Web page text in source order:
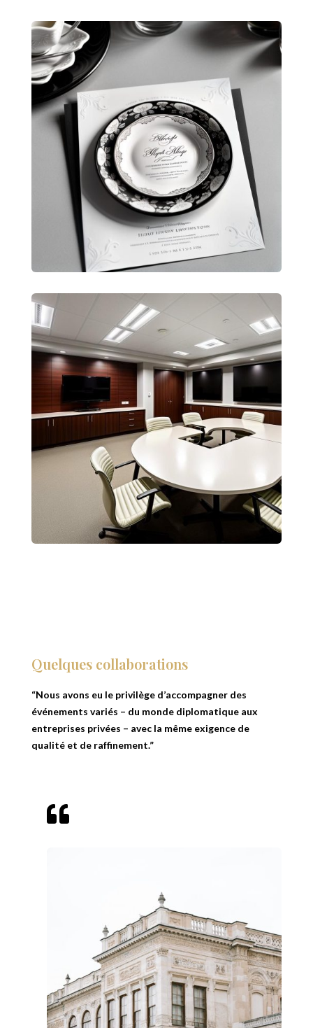
Quelques collaborations
“Nous avons eu le privilège d’accompagner des
événements variés – du monde diplomatique aux
entreprises privées – avec la même exigence de
qualité et de raffinement.”
